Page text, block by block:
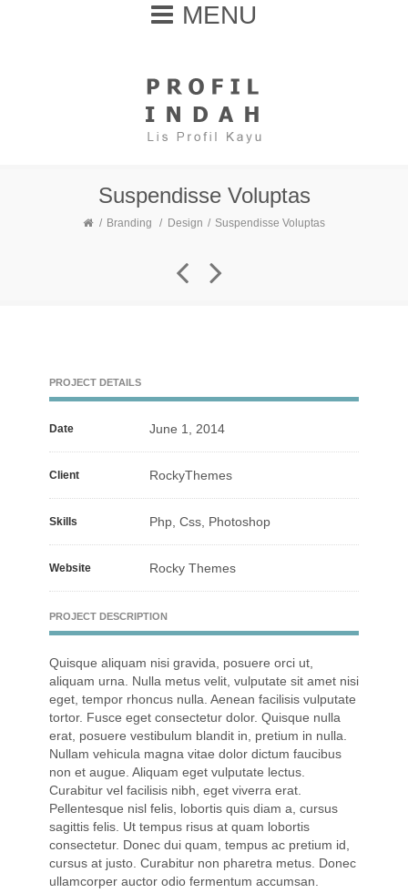
MENU
Suspendisse Voluptas
Branding / Design Suspendisse Voluptas
PROJECT DETAILS
Date June 1, 2014
Client RockyThemes
Skills Php, Css, Photoshop
Website Rocky Themes
PROJECT DESCRIPTION
Quisque aliquam nisi gravida, posuere orci ut,
aliquam urna. Nulla metus velit, vulputate sit amet nisi
eget, tempor rhoncus nulla. Aenean facilisis vulputate
tortor. Fusce eget consectetur dolor. Quisque nulla
erat, posuere vestibulum blandit in, pretium in nulla.
Nullam vehicula magna vitae dolor dictum faucibus
non et augue. Aliquam eget vulputate lectus.
Curabitur vel facilisis nibh, eget viverra erat.
Pellentesque nisl felis, lobortis quis diam a, cursus
sagittis felis. Ut tempus risus at quam lobortis
consectetur. Donec dui quam, tempus ac pretium id,
cursus at justo. Curabitur non pharetra metus. Donec
ullamcorper auctor odio fermentum accumsan.